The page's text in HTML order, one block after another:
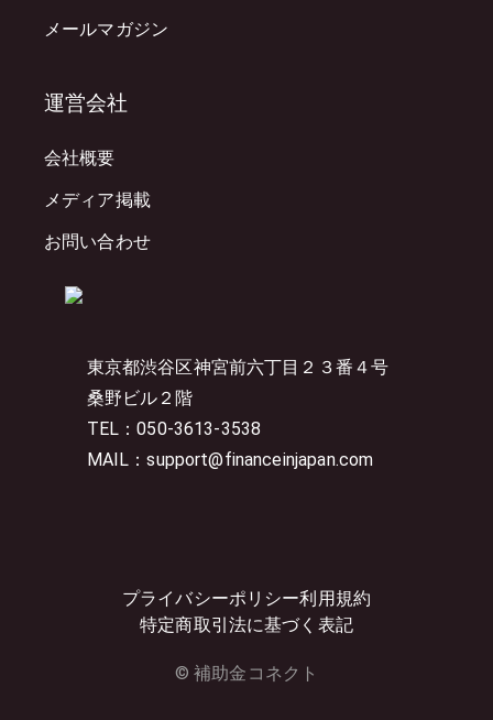
東京都渋谷区神宮前六丁目２３番４号
桑野ビル２階
TEL：050-3613-3538
MAIL：support@financeinjapan.com
プライバシーポリシー利用規約
特定商取引法に基づく表記
© 補助金コネクト
メールマガジン
運営会社
会社概要
メディア掲載
お問い合わせ